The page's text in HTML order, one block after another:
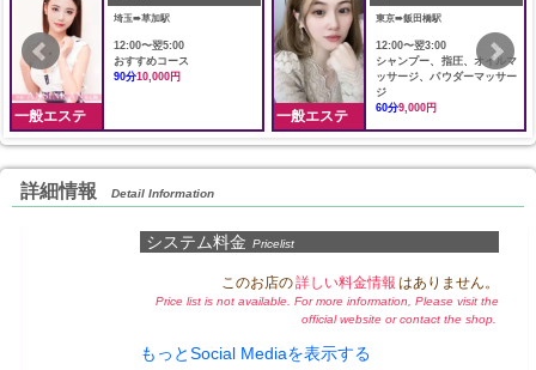
一般エステ
埼玉➠草加駅
12:00〜翌5:00
おすすめコース
90分10,000円
一般エステ
東京➠飯田橋駅
12:00〜翌3:00
シャンプー、指圧、オイルマ
ッサージ、パウダーマッサー
ジ
60分9,000円
詳細情報 Detail Information
システム料金 Pricelist
このお店の詳しい料金情報 はありません。
Price list is not available. For more information, Please visit the
official website or contact the shop.
もっとSocial Mediaを表示する